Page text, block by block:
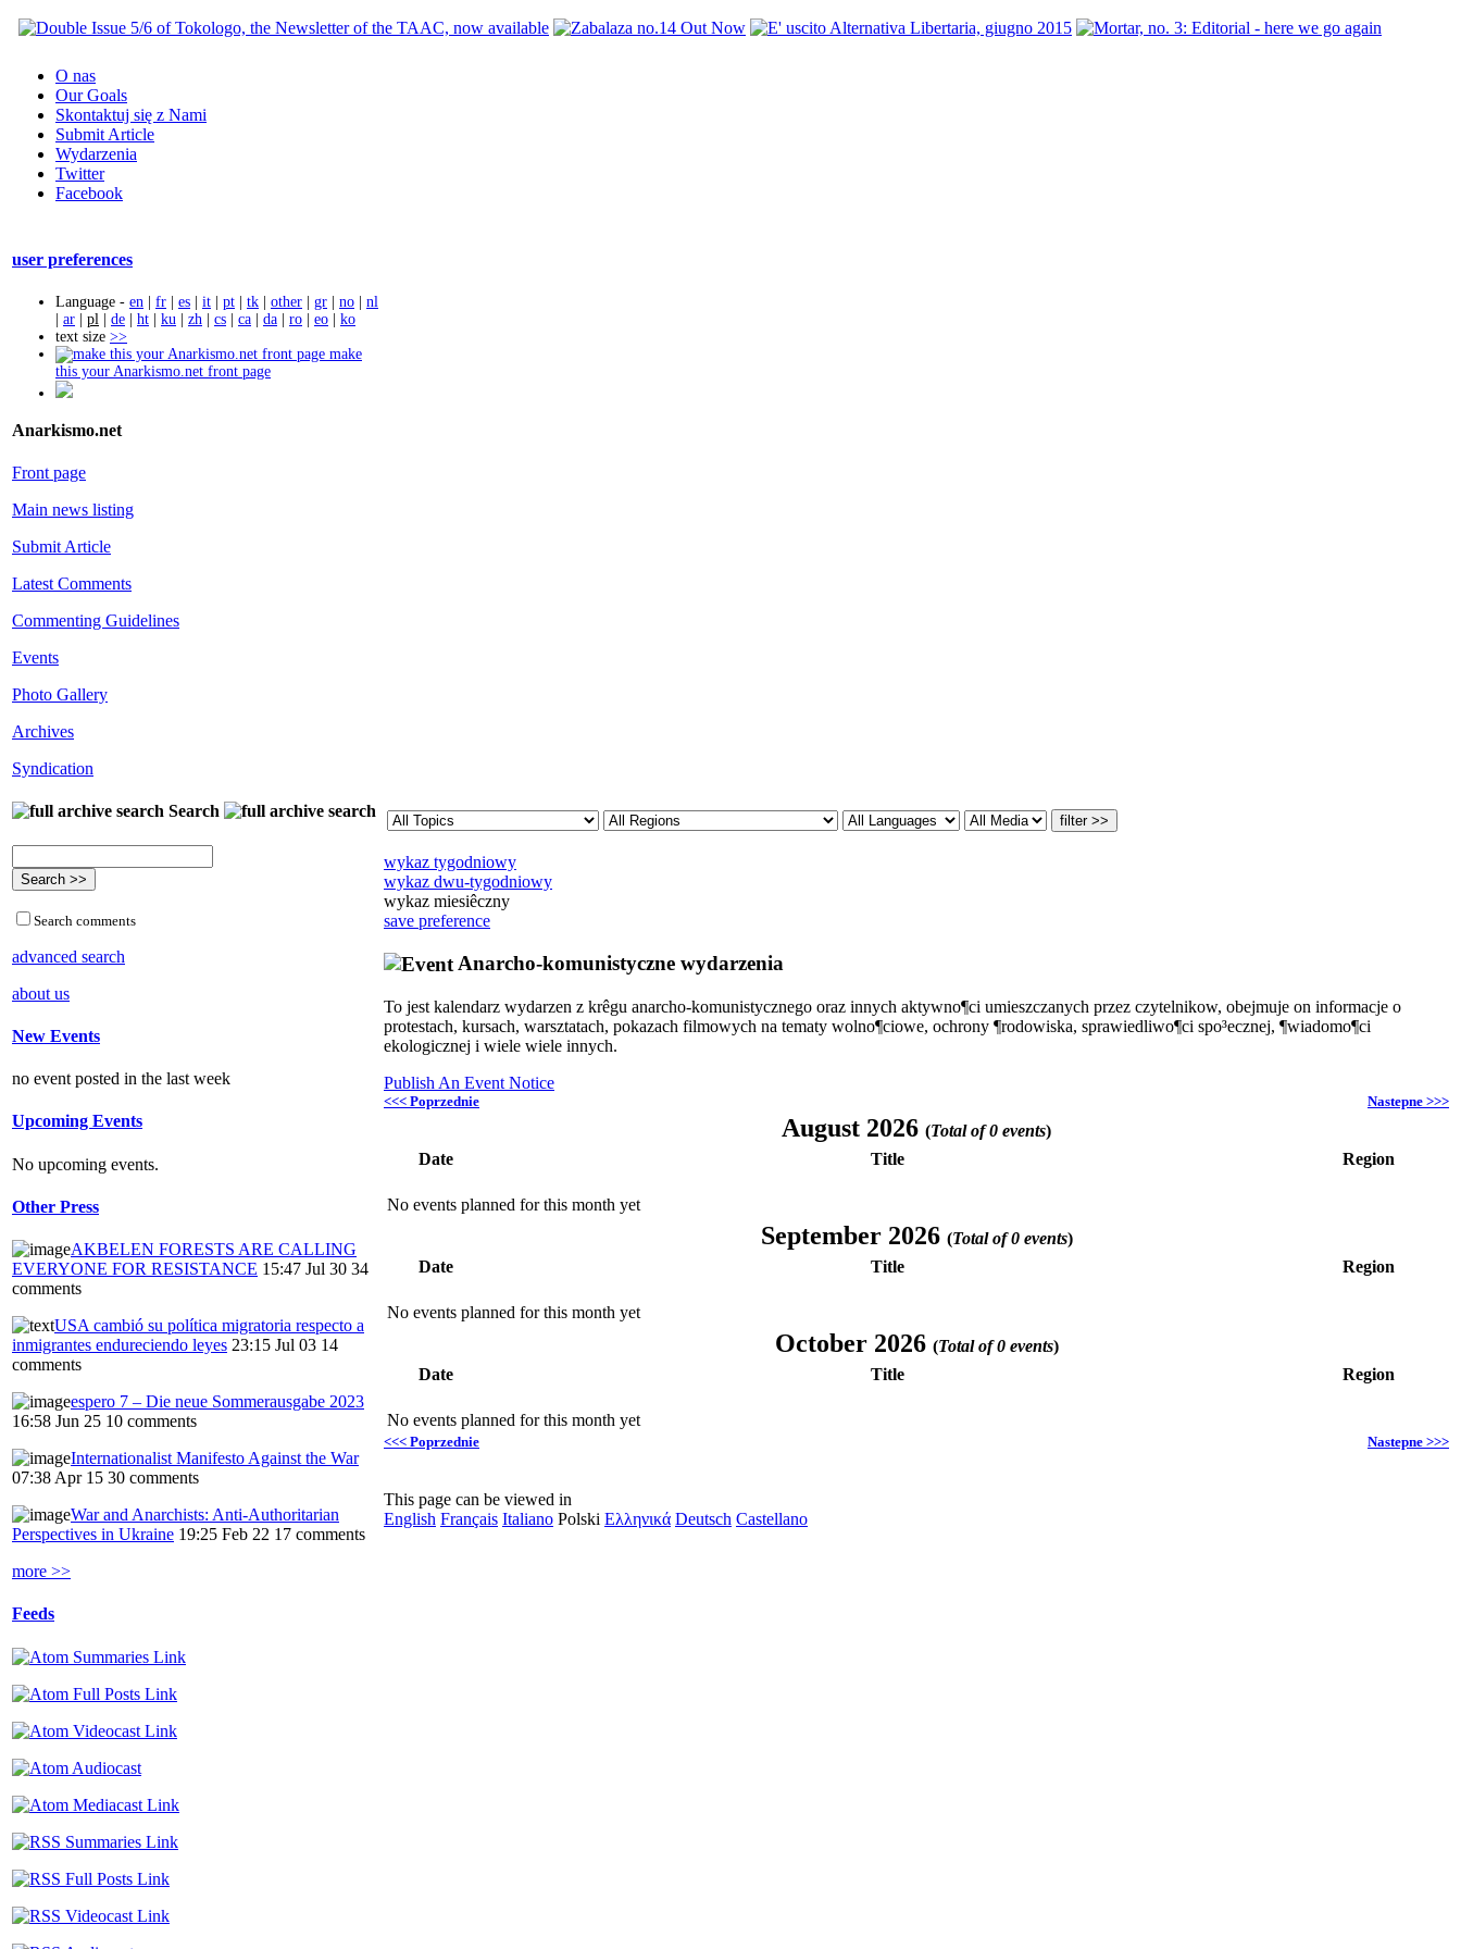
O nas
Our Goals
Skontaktuj się z Nami
Submit Article
Wydarzenia
Twitter
Facebook
user preferences
Language - en | fr | es | it | pt | tk | other | gr | no | nl
| ar | pl | de | ht | ku | zh | cs | ca | da | ro | eo | ko
text size >>
make
this your Anarkismo.net front page
Anarkismo.net
Front page
Main news listing
Submit Article
Latest Comments
Commenting Guidelines
Events
Photo Gallery
Archives
Syndication
Search
Search comments
advanced search
about us
New Events
no event posted in the last week
Upcoming Events
No upcoming events.
Other Press
AKBELEN FORESTS ARE CALLING
EVERYONE FOR RESISTANCE 15:47 Jul 30 34
comments
USA cambió su política migratoria respecto a
inmigrantes endureciendo leyes 23:15 Jul 03 14
comments
espero 7 – Die neue Sommerausgabe 2023
16:58 Jun 25 10 comments
Internationalist Manifesto Against the War
07:38 Apr 15 30 comments
War and Anarchists: Anti-Authoritarian
Perspectives in Ukraine 19:25 Feb 22 17 comments
more >>
Feeds
wykaz tygodniowy
wykaz dwu-tygodniowy
wykaz miesiêczny
save preference
Anarcho-komunistyczne wydarzenia
To jest kalendarz wydarzen z krêgu anarcho-komunistycznego oraz innych aktywno¶ci umieszczanych przez czytelnikow, obejmuje on informacje o
protestach, kursach, warsztatach, pokazach filmowych na tematy wolno¶ciowe, ochrony ¶rodowiska, sprawiedliwo¶ci spo³ecznej, ¶wiadomo¶ci
ekologicznej i wiele wiele innych.
Publish An Event Notice
<<< Poprzednie Nastepne >>>
August 2026 (Total of 0 events)
Date
Title Region
No events planned for this month yet
September 2026 (Total of 0 events)
Date
Title Region
No events planned for this month yet
October 2026 (Total of 0 events)
Date
Title Region
No events planned for this month yet
<<< Poprzednie Nastepne >>>
This page can be viewed in
English Français Italiano Polski Ελληνικά Deutsch Castellano